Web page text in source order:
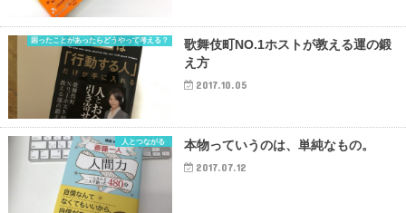
困ったことがあったらどうやって考える？
歌舞伎町NO.1ホストが教える運の鍛
え方
2017.10.05
人とつながる 本物っていうのは、単純なもの。
2017.07.12